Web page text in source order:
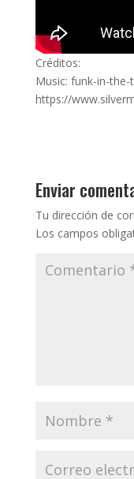
Créditos:
Music: funk-in-the-
https://
Enviar
Tu dirección de
Los campos